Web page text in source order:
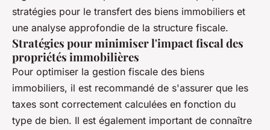
stratégies pour le transfert des biens immobiliers et
une analyse approfondie de la structure fiscale.
Stratégies pour minimiser l'impact fiscal des
propriétés immobilières
Pour optimiser la gestion fiscale des biens
immobiliers, il est recommandé de s'assurer que les
taxes sont correctement calculées en fonction du
type de bien. Il est également important de connaître